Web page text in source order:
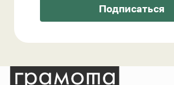
Подписаться